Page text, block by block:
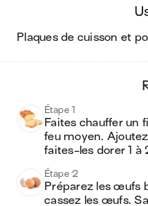
plaques de cuisson et
Étape 1
Faites chauffer un
feu moyen.
faites-les dorer 1 à
Étape 2
Préparez les œufs
cassez les œufs.